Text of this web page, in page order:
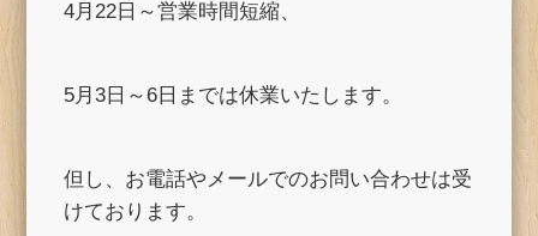
4月22日～営業時間短縮、
5月3日～6日までは休業いたします。
但し、お電話やメールでのお問い合わせは受
けております。